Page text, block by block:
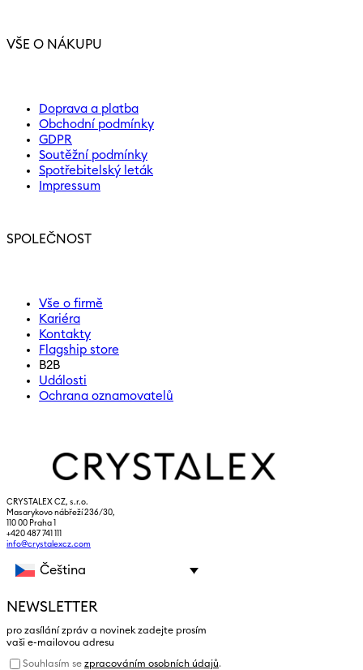
VŠE O NÁKUPU
Doprava a platba
Obchodní podmínky
GDPR
Soutěžní podmínky
Spotřebitelský leták
Impressum
SPOLEČNOST
Vše o firmě
Kariéra
Kontakty
Flagship store
B2B
Události
Ochrana oznamovatelů
CRYSTALEX CZ, s.r.o.
Masarykovo nábřeží 236/30,
110 00 Praha 1
+420 487 741 111
info@crystalexcz.com
Čeština
NEWSLETTER
pro zasílání zpráv a novinek zadejte prosím
vaši e-mailovou adresu
Souhlasím se zpracováním osobních údajů.